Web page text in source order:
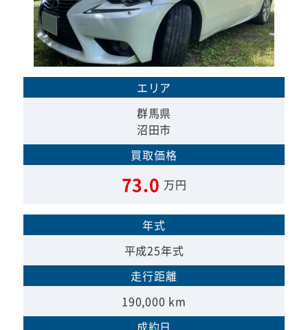
エリア
群馬県
沼田市
買取価格
73.0 万円
年式
平成25年式
走行距離
190,000 km
成約日